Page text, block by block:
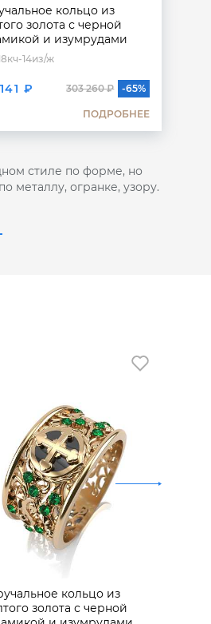
кольцо из
золота с черной
и изумрудами
14из/ж
₽ 303 260 ₽ -65%
ПОДРОБНЕЕ
стиле по форме, но
металлу, огранке, узору.
кольцо из
золота с черной